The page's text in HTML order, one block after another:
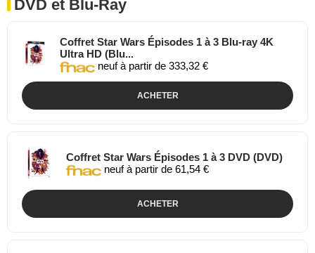
DVD et Blu-Ray
Coffret Star Wars Épisodes 1 à 3 Blu-ray 4K
Ultra HD (Blu...
neuf à partir de 333,32 €
ACHETER
Coffret Star Wars Épisodes 1 à 3 DVD (DVD)
neuf à partir de 61,54 €
ACHETER